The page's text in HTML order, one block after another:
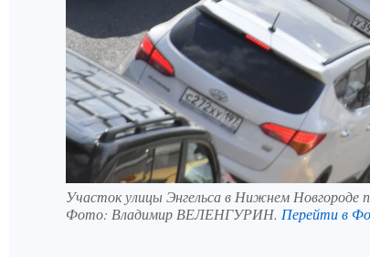
Участок улицы Энгельса в Нижнем Новгороде
Фото: Владимир ВЕЛЕНГУРИН. Перейти в